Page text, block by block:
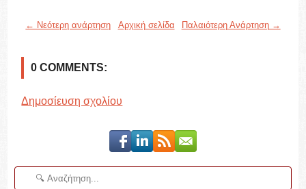
← Νεότερη ανάρτηση Παλαιότερη Ανάρτηση →
Αρχική σελίδα
0 COMMENTS:
Δημοσίευση σχολίου